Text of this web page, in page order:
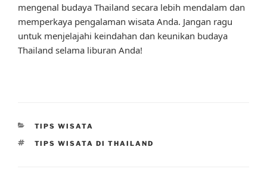
mengenal budaya Thailand secara lebih mendalam dan
memperkaya pengalaman wisata Anda. Jangan ragu
untuk menjelajahi keindahan dan keunikan budaya
Thailand selama liburan Anda!
CATEGORIES
TIPS WISATA
TAGS
TIPS WISATA DI THAILAND